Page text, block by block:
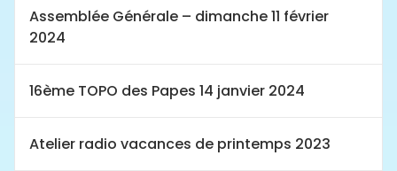
Assemblée Générale – dimanche 11 février
2024
16ème TOPO des Papes 14 janvier 2024
Atelier radio vacances de printemps 2023